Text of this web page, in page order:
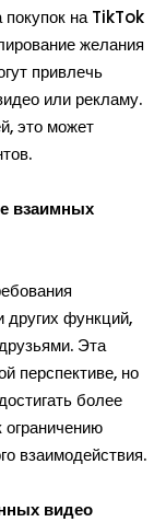
покупок на TikTok
желания
привлечь
или рекламу.
это может
взаимных
функций,
Эта
перспективе, но
более
ограничению
взаимодействия.
видео